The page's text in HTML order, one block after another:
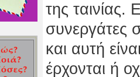
της ταινίας.
συνεργάτες
και αυτή
έρχονται ή